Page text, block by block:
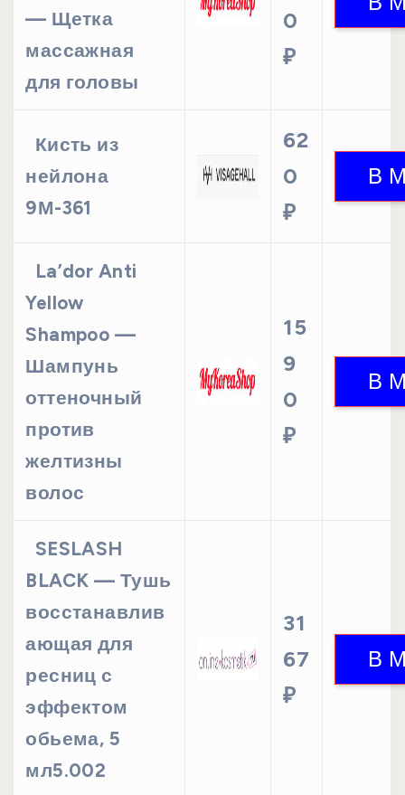
— Щетка
массажная
для головы
0
₽
Кисть из
нейлона
9М-361
62
0
₽
La’dor Anti
Yellow
Shampoo —
Шампунь
оттеночный
против
желтизны
волос
15
9
0
₽
SESLASH
BLACK — Тушь
восстанавлив
ающая для
ресниц с
эффектом
обьема, 5
мл5.002
31
67
₽